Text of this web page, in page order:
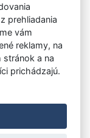
republiky
prehliadania
vám
reklamy, na
a na
prichádzajú.